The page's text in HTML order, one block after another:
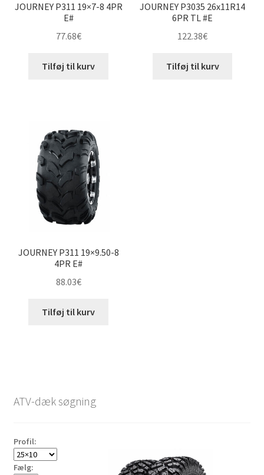
JOURNEY P311 19×7-8 4PR
E#
77.68€
Tilføj til kurv
JOURNEY P3035 26x11R14
6PR TL #E
122.38€
Tilføj til kurv
JOURNEY P311 19×9.50-8
4PR E#
88.03€
Tilføj til kurv
ATV-dæk søgning
Profil:
Fælg: